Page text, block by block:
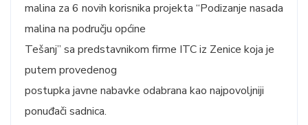
malina za 6 novih korisnika projekta “Podizanje nasada
malina na području općine
Tešanj” sa predstavnikom firme ITC iz Zenice koja je
putem provedenog
postupka javne nabavke odabrana kao najpovoljniji
ponuđači sadnica.